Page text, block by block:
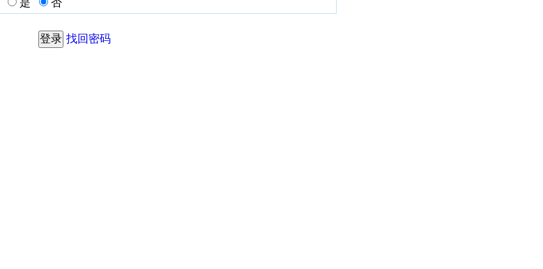
是 否
找回密码